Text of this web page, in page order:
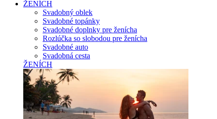
ŽENÍCH
Svadobný oblek
Svadobné topánky
Svadobné doplnky pre ženícha
Rozlúčka so slobodou pre ženícha
Svadobné auto
Svadobná cesta
ŽENÍCH